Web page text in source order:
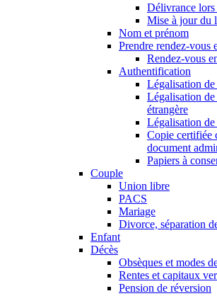
Délivrance lors
Mise à jour du
Nom et prénom
Prendre rendez-vous
Rendez-vous
Authentification
Légalisation
Légalisation
étrangère
Légalisation de
Copie certifiée
document
Papiers à
Couple
Union libre
PACS
Mariage
Divorce, séparation
Enfant
Décès
Obsèques et modes
Rentes et capitaux
Pension de réversion